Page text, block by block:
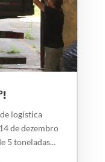
logística
de dezembro
5 toneladas...